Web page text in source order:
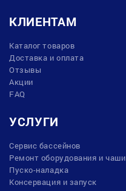
КЛИЕНТАМ
Каталог товаров
Доставка и оплата
Отзывы
Акции
FAQ
УСЛУГИ
Сервис бассейнов
Ремонт оборудования и чаши
Пуско-наладка
Консервация и запуск